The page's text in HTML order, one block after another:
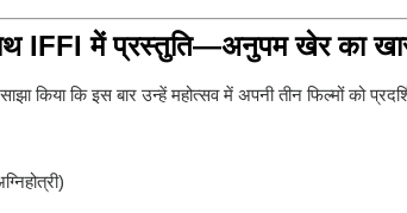
IFFI में प्रस्तुति—अनुपम खेर का
किया कि इस बार उन्हें महोत्सव में अपनी तीन फिल्मों को